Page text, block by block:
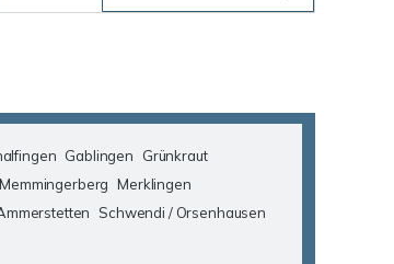
Gablingen
Grünkraut
Memmingerberg Merklingen
Schwendi / Orsenhausen